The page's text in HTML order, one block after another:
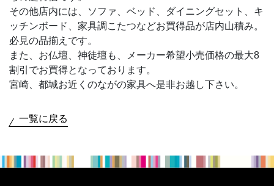
その他店内には、ソファ、ベッド、ダイニングセット、キ
ッチンボード、家具調こたつなどお買得品が店内山積み。
必見の品揃えです。
また、お仏壇、神徒壇も、メーカー希望小売価格の最大8
割引でお買得となっております。
宮崎、都城お近くのながの家具へ是非お越し下さい。
一覧に戻る